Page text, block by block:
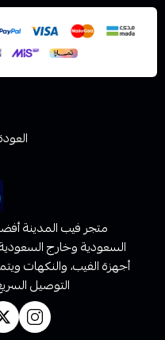
متجر فيب المدينة
السعودية وخارج
أجهزة الفيب، والنكهات
التوصيل